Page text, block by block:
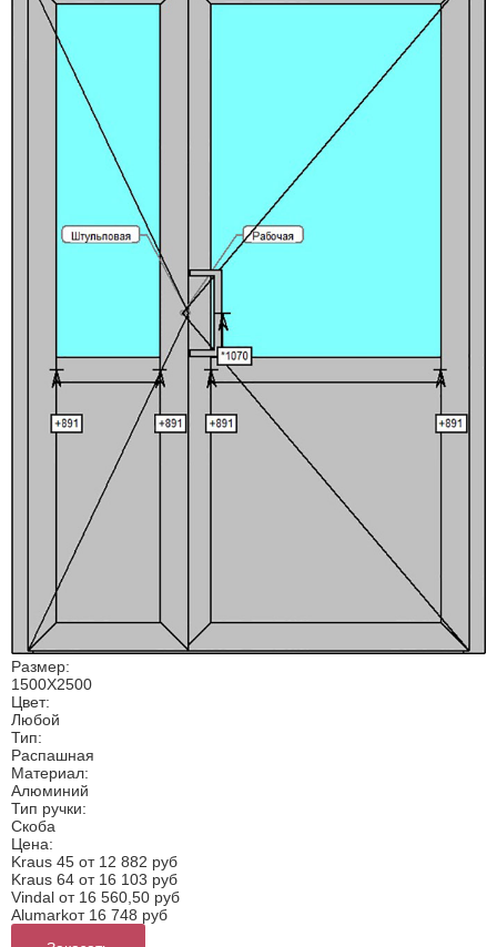
Размер:
1500Х2500
Цвет:
Любой
Тип:
Распашная
Материал:
Алюминий
Тип ручки:
Скоба
Цена:
Kraus 45 от 12 882 руб
Kraus 64 от 16 103 руб
Vindal от 16 560,50 руб
Alumarkот 16 748 руб